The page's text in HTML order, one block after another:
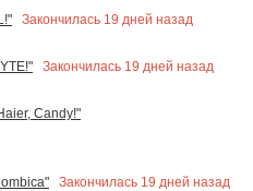
Закончилась 19 дней назад
Закончилась 19 дней назад
Candy!"
Закончилась 19 дней назад